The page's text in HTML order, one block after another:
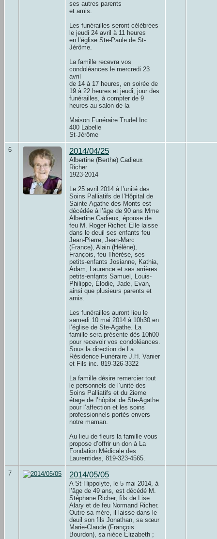
ses autres parents
et amis.
Les funérailles seront célébrées
le jeudi 24 avril à 11 heures
en l’église Ste-Paule de St-
Jérôme.
La famille recevra vos
condoléances le mercredi 23
avril
de 14 à 17 heures, en soirée de
19 à 22 heures et jeudi, jour des
funérailles, à compter de 9
heures au salon de la
Maison Funéraire Trudel Inc.
400 Labelle
St-Jérôme
6 2014/04/25
Albertine (Berthe) Cadieux
Richer
1923-2014
Le 25 avril 2014 à l’unité des
Soins Palliatifs de l’Hôpital de
Sainte-Agathe-des-Monts est
décédée à l’âge de 90 ans Mme
Albertine Cadieux, épouse de
feu M. Roger Richer. Elle laisse
dans le deuil ses enfants feu
Jean-Pierre, Jean-Marc
(France), Alain (Hélène),
François, feu Thérèse, ses
petits-enfants Josianne, Kathia,
Adam, Laurence et ses arrières
petits-enfants Samuel, Louis-
Philippe, Élodie, Jade, Evan,
ainsi que plusieurs parents et
amis.
Les funérailles auront lieu le
samedi 10 mai 2014 à 10h30 en
l’église de Ste-Agathe. La
famille sera présente dès 10h00
pour recevoir vos condoléances.
Sous la direction de La
Résidence Funéraire J.H. Vanier
et Fils inc. 819-326-3322
La famille désire remercier tout
le personnels de l’unité des
Soins Palliatifs et du 2ieme
étage de l’hôpital de Ste-Agathe
pour l’affection et les soins
professionnels portés envers
notre maman.
Au lieu de fleurs la famille vous
propose d’offrir un don à La
Fondation Médicale des
Laurentides, 819-323-4565.
7 2014/05/05
A St-Hippolyte, le 5 mai 2014, à
l’âge de 49 ans, est décédé M.
Stéphane Richer, fils de Lise
Alary et de feu Normand Richer.
Outre sa mère, il laisse dans le
deuil son fils Jonathan, sa sœur
Marie-Claude (François
Bourdon), sa nièce Élizabeth ;